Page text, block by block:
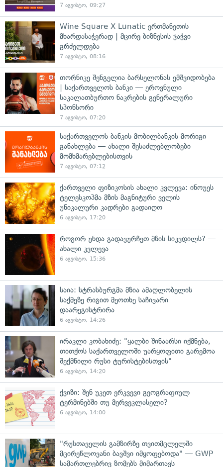
7 აგვისტო, 09:27
Wine Square X Lunatic ერთმანეთის
მხარდასაჭერად | მცირე ბიზნესის ჯაჭვი
გრძელდება
7 აგვისტო, 08:16
თორნიკე შენგელია ბარსელონას ემშვიდობება
| საქართველოს ბანკი — ეროვნული
საკალათბურთო ნაკრების გენერალური
სპონსორი
7 აგვისტო, 07:20
საქართველოს ბანკის მობილბანკის მორიგი
განახლება — ახალი შესაძლებლობები
მომხმარებლებისთვის
7 აგვისტო, 07:12
ქართველი ფიზიკოსის ახალი კვლევა: ინოუეს
ტელესკოპმა მზის მაგნიტური ველის
უნიკალური კადრები გადაიღო
6 აგვისტო, 17:20
როგორ უნდა გადავურჩეთ მზის სიკვდილს? —
ახალი კვლევა
6 აგვისტო, 15:36
საია: სტრასბურგმა მზია ამაღლობელის
საქმეზე რიგით მეოთხე საჩივარი
დაარეგისტრირა
6 აგვისტო, 14:26
ირაკლი კობახიძე: "ყალბი შინაარსი იქმნება,
თითქოს საქართველოში უარყოფითი გარემოა
შექმნილი რუსი ტურისტებისთვის"
6 აგვისტო, 14:20
ქვიზი: შენ უკეთ ერკვევი გეოგრაფიულ
ტერმინებში თუ მერვეკლასელი?
6 აგვისტო, 14:00
"რუსთაველის გამზირზე თვითმცლელში
მცირეწლოვანი ბავშვი იმყოფებოდა" — GWP
სამართლებრივ ზომებს მიმართავს